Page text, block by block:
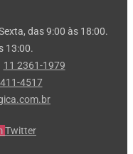
das 9:00 às 18:00.
13:00.
11 2361-1979
4517
Twitter